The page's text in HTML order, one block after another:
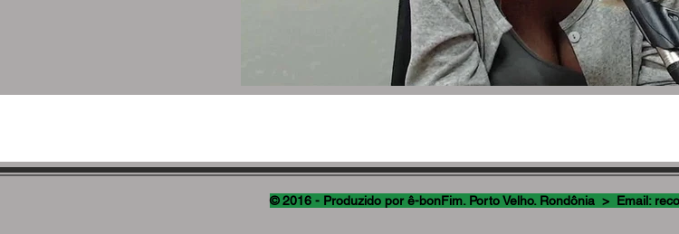
© 2016 - Produzido por ê-bonFim. Porto Velho. Rondônia > Email: